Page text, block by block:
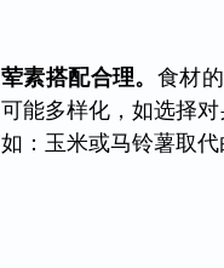
荤素搭配合理。 食材
可能多样化，如选择
如：玉米或马铃薯取代